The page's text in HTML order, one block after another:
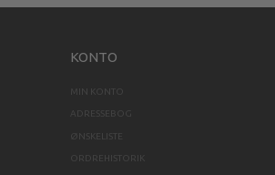
KONTO
MIN KONTO
ADRESSEBOG
ØNSKELISTE
ORDREHISTORIK